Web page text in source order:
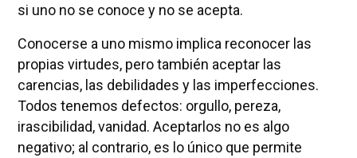
si uno no se conoce y no se acepta.
Conocerse a uno mismo implica reconocer las
propias virtudes, pero también aceptar las
carencias, las debilidades y las imperfecciones.
Todos tenemos defectos: orgullo, pereza,
irascibilidad, vanidad. Aceptarlos no es algo
negativo; al contrario, es lo único que permite